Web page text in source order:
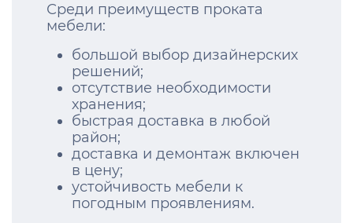
Среди преимуществ проката
мебели:
большой выбор дизайнерских
решений;
отсутствие необходимости
хранения;
быстрая доставка в любой
район;
доставка и демонтаж включен
в цену;
устойчивость мебели к
погодным проявлениям.